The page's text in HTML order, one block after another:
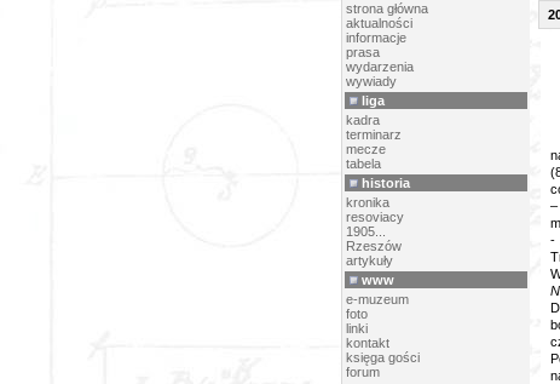
strona główna
aktualności
informacje
prasa
wydarzenia
wywiady
liga
kadra
terminarz
mecze
tabela
historia
kronika
resoviacy
1905...
Rzeszów
artykuły
www
e-muzeum
foto
linki
kontakt
księga gości
forum
–
-